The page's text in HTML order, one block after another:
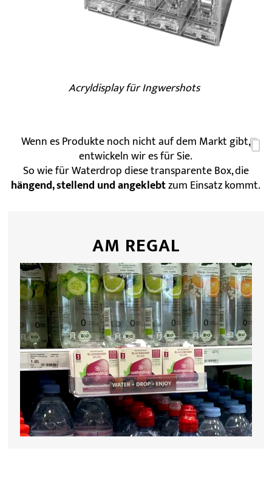
Acryldisplay für Ingwershots
Wenn es Produkte noch nicht auf dem Markt gibt,
entwickeln wir es für Sie.
So wie für Waterdrop diese transparente Box, die
hängend, stellend und angeklebtzum Einsatz kommt.
AM REGAL